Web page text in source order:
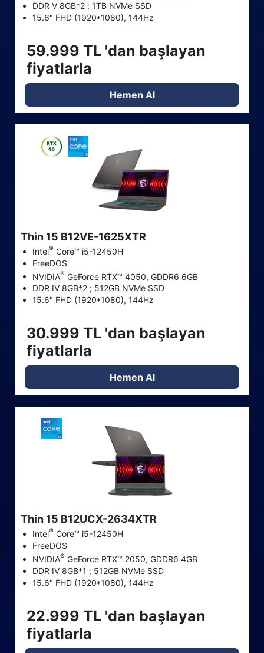
DDR V 8GB*2 ; 1TB NVMe SSD
15.6" FHD (1920*1080), 144Hz
59.999 TL 'dan başlayan
fiyatlarla
Hemen Al
Thin 15 B12VE-1625XTR
Intel® Core™ i5-12450H
FreeDOS
NVIDIA® GeForce RTX™ 4050, GDDR6 6GB
DDR IV 8GB*2 ; 512GB NVMe SSD
15.6" FHD (1920*1080), 144Hz
30.999 TL 'dan başlayan
fiyatlarla
Hemen Al
Thin 15 B12UCX-2634XTR
Intel® Core™ i5-12450H
FreeDOS
NVIDIA® GeForce RTX™ 2050, GDDR6 4GB
DDR IV 8GB*1 ; 512GB NVMe SSD
15.6" FHD (1920*1080), 144Hz
22.999 TL 'dan başlayan
fiyatlarla